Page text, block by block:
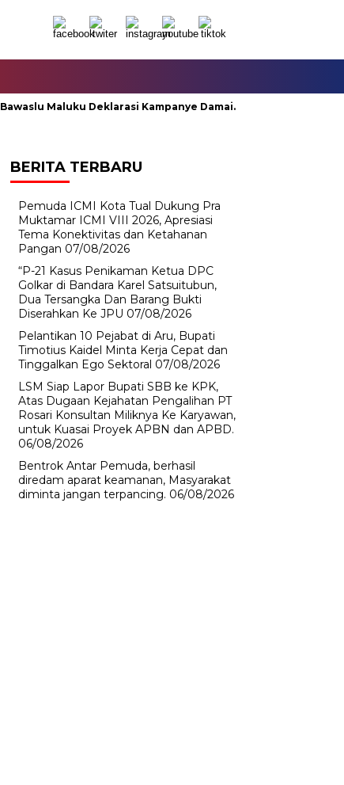
Bawaslu Maluku Deklarasi Kampanye Damai.
BERITA TERBARU
Pemuda ICMI Kota Tual Dukung Pra
Muktamar ICMI VIII 2026, Apresiasi
Tema Konektivitas dan Ketahanan
Pangan 07/08/2026
“P-21 Kasus Penikaman Ketua DPC
Golkar di Bandara Karel Satsuitubun,
Dua Tersangka Dan Barang Bukti
Diserahkan Ke JPU 07/08/2026
Pelantikan 10 Pejabat di Aru, Bupati
Timotius Kaidel Minta Kerja Cepat dan
Tinggalkan Ego Sektoral 07/08/2026
LSM Siap Lapor Bupati SBB ke KPK,
Atas Dugaan Kejahatan Pengalihan PT
Rosari Konsultan Miliknya Ke Karyawan,
untuk Kuasai Proyek APBN dan APBD.
06/08/2026
Bentrok Antar Pemuda, berhasil
diredam aparat keamanan, Masyarakat
diminta jangan terpancing. 06/08/2026